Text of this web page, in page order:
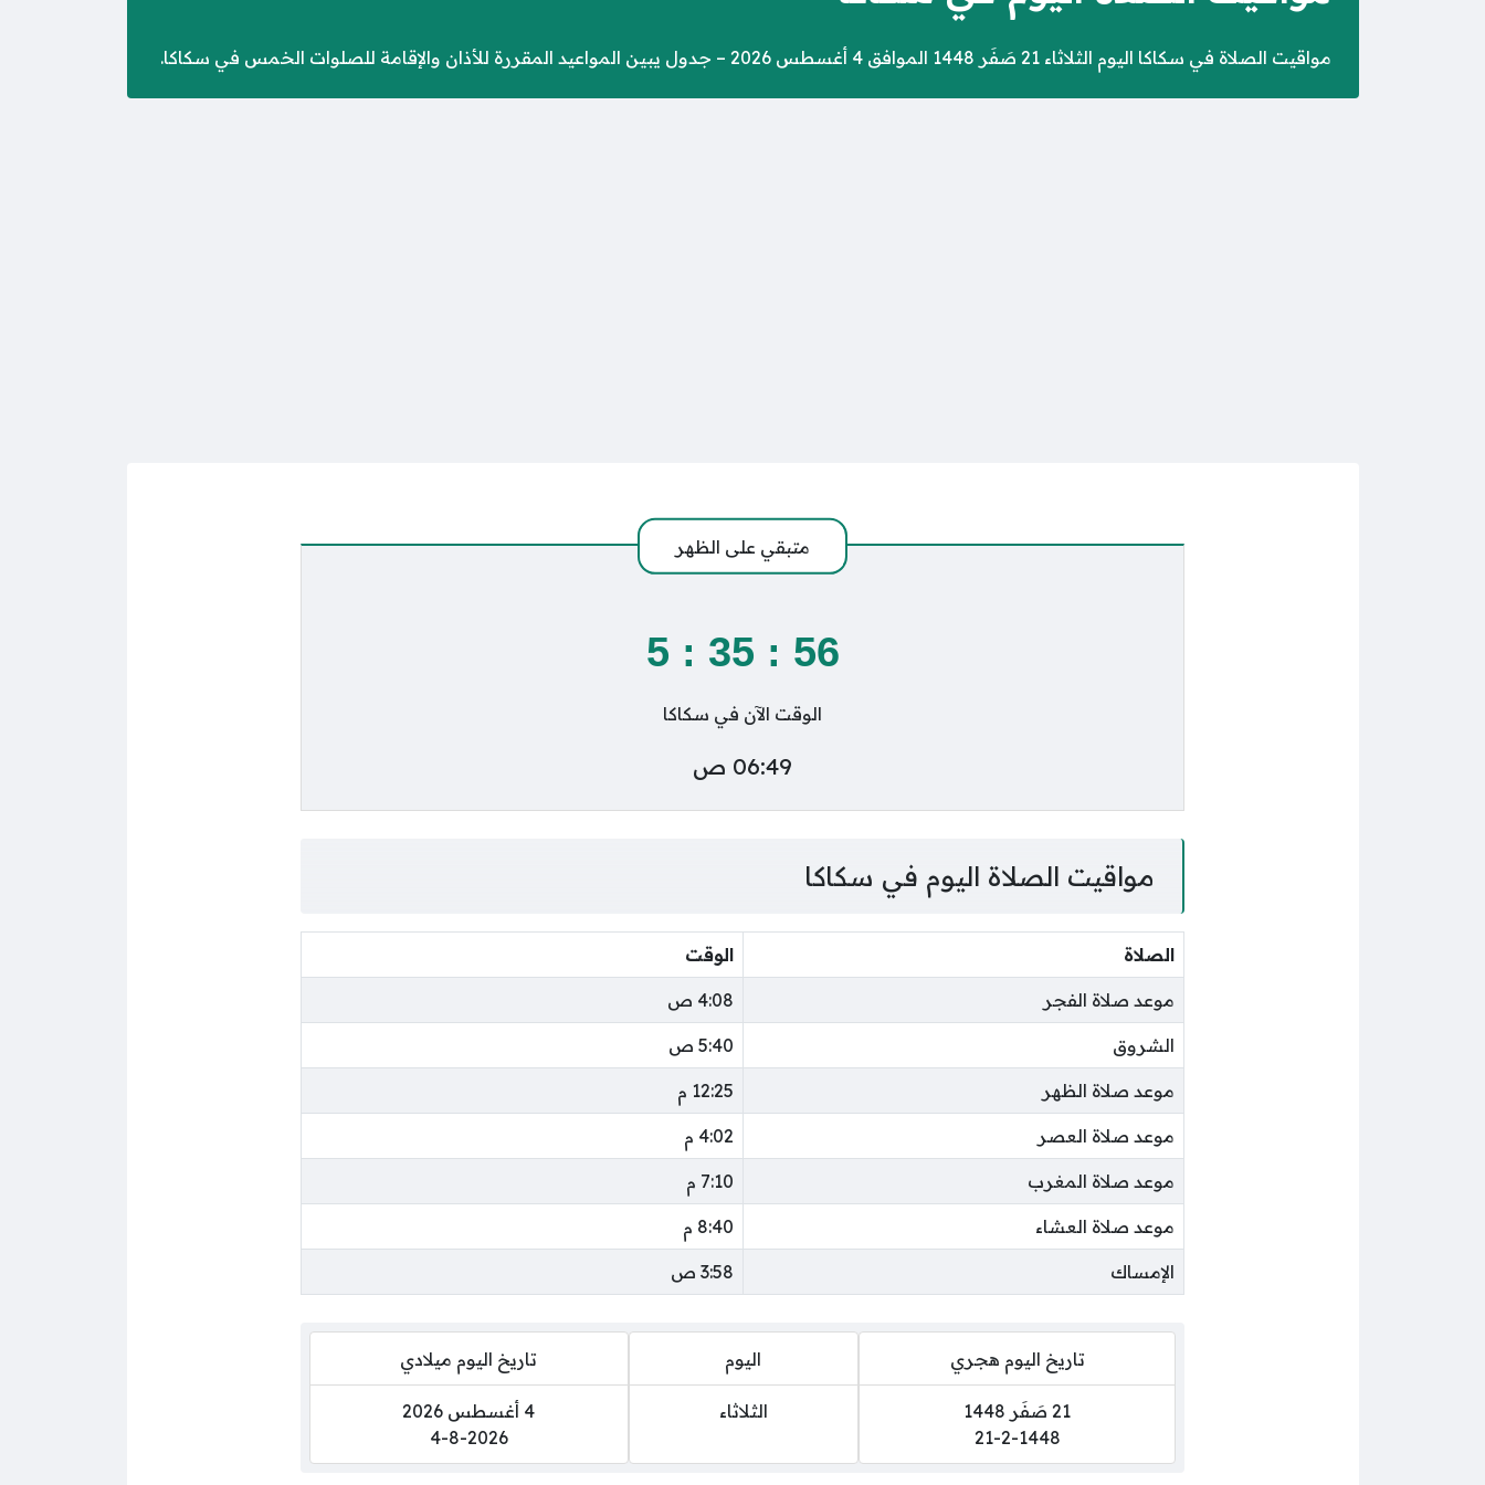
مواقيت الصلاة في سكاكا اليوم الثلاثاء 21 صَفَر 1448 الموافق 4 أغسطس 2026 – جدول يبين المواعيد المقررة للأذان والإقامة للصلوات الخمس في سكاكا.
متبقي على الظهر
55
:
35
:
5
الوقت الآن في سكاكا
06:49 ص
مواقيت الصلاة اليوم في سكاكا
الصلاة الوقت
موعد صلاة الفجر 4:08 ص
الشروق 5:40 ص
موعد صلاة الظهر 12:25 م
موعد صلاة العصر 4:02 م
موعد صلاة المغرب 7:10 م
موعد صلاة العشاء 8:40 م
الإمساك 3:58 ص
تاريخ اليوم هجري
21 صَفَر 1448
21-2-1448
اليوم
الثلاثاء
تاريخ اليوم ميلادي
4 أغسطس 2026
4-8-2026